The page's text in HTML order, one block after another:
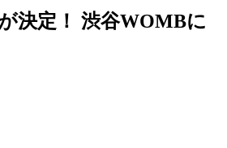
決定！ 渋谷WOMBに